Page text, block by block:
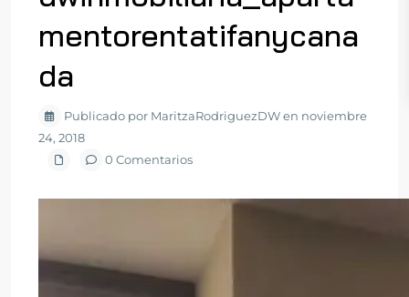
mentorentatifanycana
da
Publicado por MaritzaRodriguezDW en noviembre
24, 2018
0 Comentarios